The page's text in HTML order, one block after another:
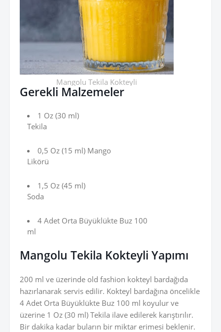
Mangolu Tekila Kokteyli
Gerekli Malzemeler
1 Oz (30 ml)
Tekila
0,5 Oz (15 ml) Mango
Likörü
1,5 Oz (45 ml)
Soda
4 Adet Orta Büyüklükte Buz 100
ml
Mangolu Tekila Kokteyli Yapımı
200 ml ve üzerinde old fashion kokteyl bardağıda
hazırlanarak servis edilir. Kokteyl bardağına öncelikle
4 Adet Orta Büyüklükte Buz 100 ml koyulur ve
üzerine 1 Oz (30 ml) Tekila ilave edilerek karıştırılır.
Bir dakika kadar buların bir miktar erimesi beklenir.